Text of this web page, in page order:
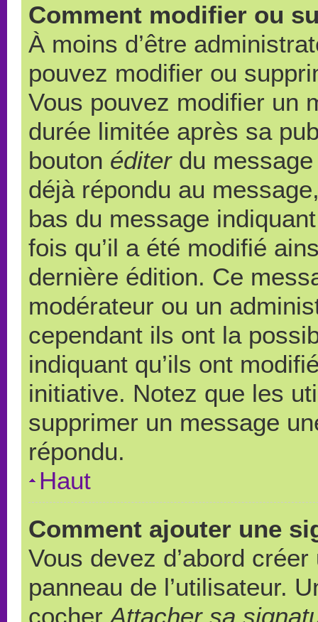
Comment modifier ou
À moins d’être
pouvez modifier ou
Vous pouvez modifier un
durée limitée après sa
bouton éditerdu message
déjà répondu au
bas du message
fois qu’il a été modifié
dernière édition. Ce
modérateur ou un
cependant ils ont la
indiquant qu’ils ont
initiative. Notez que les
supprimer un message
répondu.
Haut
Comment ajouter une
Vous devez d’abord
panneau de l’utilisateur.
cocher Attacher sa